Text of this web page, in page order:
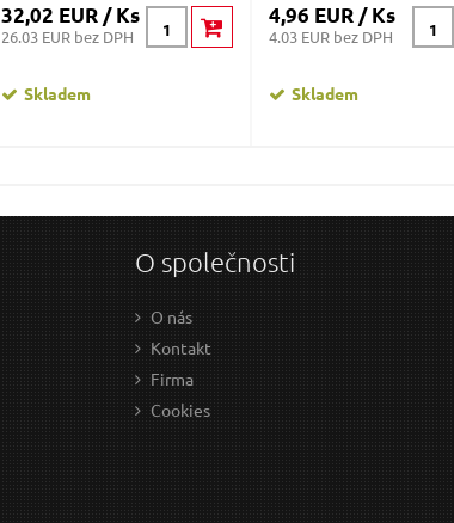
32,02 EUR / Ks
26.03 EUR bez DPH
Skladem
4,96 EUR / Ks
4.03 EUR bez DPH
Skladem
O společnosti
O nás
Kontakt
Firma
Cookies